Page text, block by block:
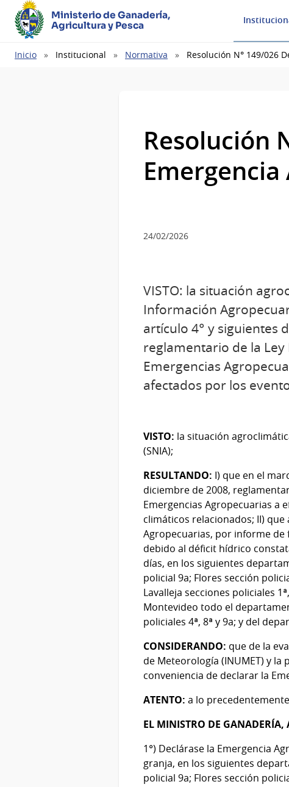
Ministerio de Ganadería,
Agricultura y Pesca
Ruta
Inicio Institucional Normativa Resolución N° 149/026
Resolución
24/02/2026
VISTO: la situación
Información
artículo 4° y siguientes
reglamentario de la Ley
Emergencias
afectados por los
VISTO: la situación
(SNIA);
RESULTANDO: I) que en el
diciembre de 2008,
Emergencias Agropecuarias a
climáticos relacionados; II)
Agropecuarias, por informe de
debido al déficit hídrico
días, en los siguientes
policial 9a; Flores sección
Lavalleja secciones policiales
Montevideo todo el
policiales 4ª, 8ª y 9a; y del
CONSIDERANDO: que de la
de Meteorología (INUMET) y
conveniencia de declarar la
ATENTO: a lo
EL MINISTRO DE GANADERÍA,
1°) Declárase la Emergencia
granja, en los siguientes
policial 9a; Flores sección